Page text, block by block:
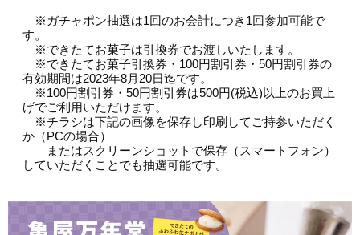
※ガチャポン抽選は1回のお会計につき1回参加可能で
す。
※できたてお菓子は引換券でお渡しいたします。
※できたてお菓子引換券・100円割引券・50円割引券の
有効期間は2023年8月20日迄です。
※100円割引券・50円割引券は500円(税込)以上のお買上
げでご利用いただけます。
※チラシは下記の画像を保存し印刷してご持参いただく
か（PCの場合）
またはスクリーンショットで保存（スマートフォン）
していただくことでも抽選可能です。